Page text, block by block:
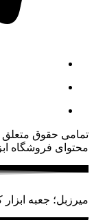
تمامی حقوق متعلق
محتوای فروشگاه
میرزبل؛ جعبه